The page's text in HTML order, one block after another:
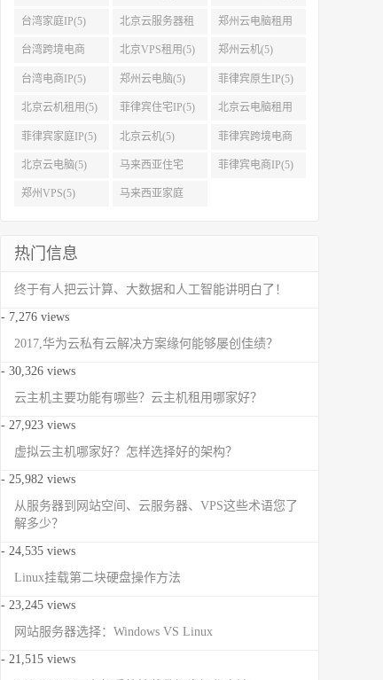
IP(5)
台湾家庭IP(5) 北京云服务器租
用(5)
郑州云电脑租用
(5)
台湾跨境电商
IP(5)
北京VPS租用(5) 郑州云机(5)
台湾电商IP(5) 郑州云电脑(5) 菲律宾原生IP(5)
北京云机租用(5) 菲律宾住宅IP(5) 北京云电脑租用
(5)
菲律宾家庭IP(5) 北京云机(5) 菲律宾跨境电商
IP(5)
北京云电脑(5) 马来西亚住宅
IP(5)
菲律宾电商IP(5)
郑州VPS(5) 马来西亚家庭
热门信息
终于有人把云计算、大数据和人工智能讲明白了！
- 7,276 views
2017,华为云私有云解决方案缘何能够屡创佳绩？
- 30,326 views
云主机主要功能有哪些？云主机租用哪家好？
- 27,923 views
虚拟云主机哪家好？怎样选择好的架构？
- 25,982 views
从服务器到网站空间、云服务器、VPS这些术语您了
解多少？
- 24,535 views
Linux挂载第二块硬盘操作方法
- 23,245 views
网站服务器选择：Windows VS Linux
- 21,515 views